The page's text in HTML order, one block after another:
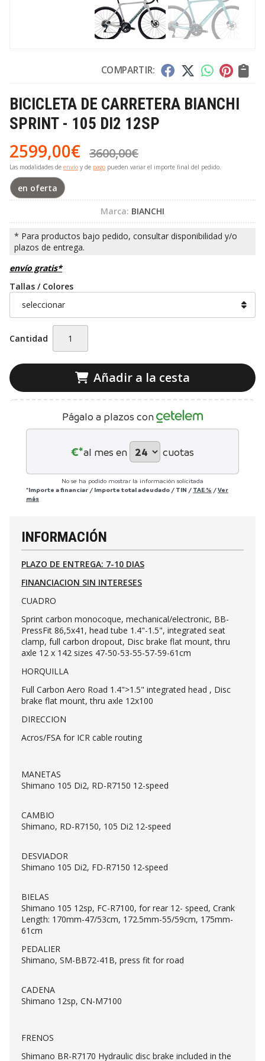
COMPARTIR:
BICICLETA DE CARRETERA BIANCHI
SPRINT - 105 DI2 12SP
2599,00€ 3600,00€
Las modalidades de envío y de pago pueden variar el importe final del pedido.
en oferta
Marca: BIANCHI
envío gratis*
Tallas / Colores
Cantidad
Añadir a la cesta
Págalo a plazos con
€*al mes en cuotas
No se ha podido mostrar la información solicitada
*Importe a financiar / Importe total adeudado / TIN / TAE % /Ver
más
INFORMACIÓN
PLAZO DE ENTREGA: 7-10 DIAS
FINANCIACION SIN INTERESES
CUADRO
Sprint carbon monocoque, mechanical/electronic, BB-
PressFit 86,5x41, head tube 1.4"-1.5", integrated seat
clamp, full carbon dropout, Disc brake flat mount, thru
axle 12 x 142 sizes 47-50-53-55-57-59-61cm
HORQUILLA
Full Carbon Aero Road 1.4">1.5" integrated head , Disc
brake flat mount, thru axle 12x100
DIRECCION
Acros/FSA for ICR cable routing
MANETAS
Shimano 105 Di2, RD-R7150 12-speed
CAMBIO
Shimano, RD-R7150, 105 Di2 12-speed
DESVIADOR
Shimano 105 Di2, FD-R7150 12-speed
BIELAS
Shimano 105 12sp, FC-R7100, for rear 12- speed, Crank
Length: 170mm-47/53cm, 172.5mm-55/59cm, 175mm-
61cm
PEDALIER
Shimano, SM-BB72-41B, press fit for road
CADENA
Shimano 12sp, CN-M7100
FRENOS
Shimano BR-R7170 Hydraulic disc brake included in the